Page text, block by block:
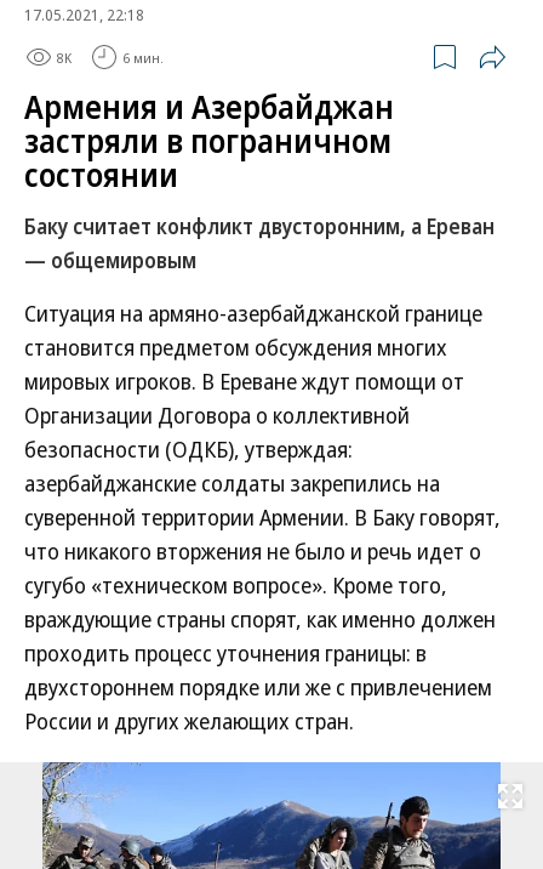
17.05.2021, 22:18
8K 6 мин.
Армения и Азербайджан
застряли в пограничном
состоянии
Баку считает конфликт двусторонним, а Ереван
— общемировым
Ситуация на армяно-азербайджанской границе
становится предметом обсуждения многих
мировых игроков. В Ереване ждут помощи от
Организации Договора о коллективной
безопасности (ОДКБ), утверждая:
азербайджанские солдаты закрепились на
суверенной территории Армении. В Баку говорят,
что никакого вторжения не было и речь идет о
сугубо «техническом вопросе». Кроме того,
враждующие страны спорят, как именно должен
проходить процесс уточнения границы: в
двухстороннем порядке или же с привлечением
России и других желающих стран.
Развернуть